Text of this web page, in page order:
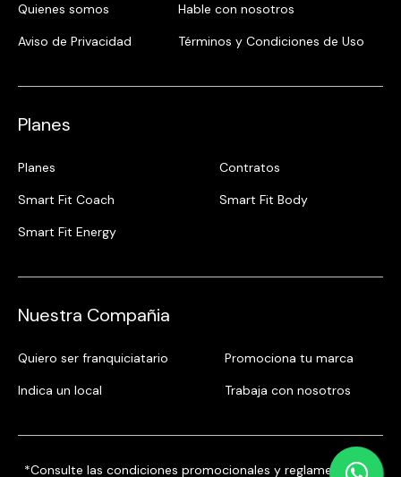
Quienes somos
Hable con nosotros
Aviso de Privacidad
Términos y Condiciones de Uso
Planes
Planes
Contratos
Smart Fit Coach
Smart Fit Body
Smart Fit Energy
Nuestra Compañia
Quiero ser franquiciatario
Promociona tu marca
Indica un local
Trabaja con nosotros
*Consulte las condiciones promocionales y reglamentos en